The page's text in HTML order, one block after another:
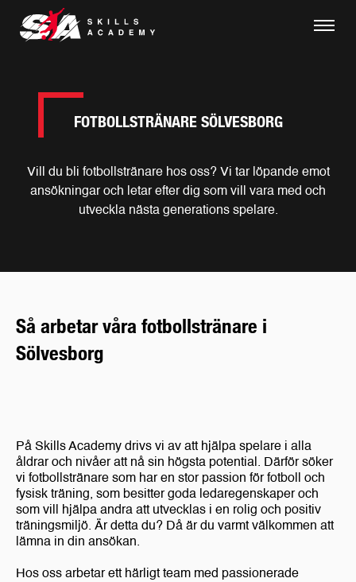
FOTBOLLSTRÄNARE SÖLVESBORG
Vill du bli fotbollstränare hos oss? Vi tar löpande emot
ansökningar och letar efter dig som vill vara med och
utveckla nästa generations spelare.
Så arbetar våra fotbollstränare i
Sölvesborg
På Skills Academy drivs vi av att hjälpa spelare i alla
åldrar och nivåer att nå sin högsta potential. Därför söker
vi fotbollstränare som har en stor passion för fotboll och
fysisk träning, som besitter goda ledaregenskaper och
som vill hjälpa andra att utvecklas i en rolig och positiv
träningsmiljö. Är detta du? Då är du varmt välkommen att
lämna in din ansökan.
Hos oss arbetar ett härligt team med passionerade